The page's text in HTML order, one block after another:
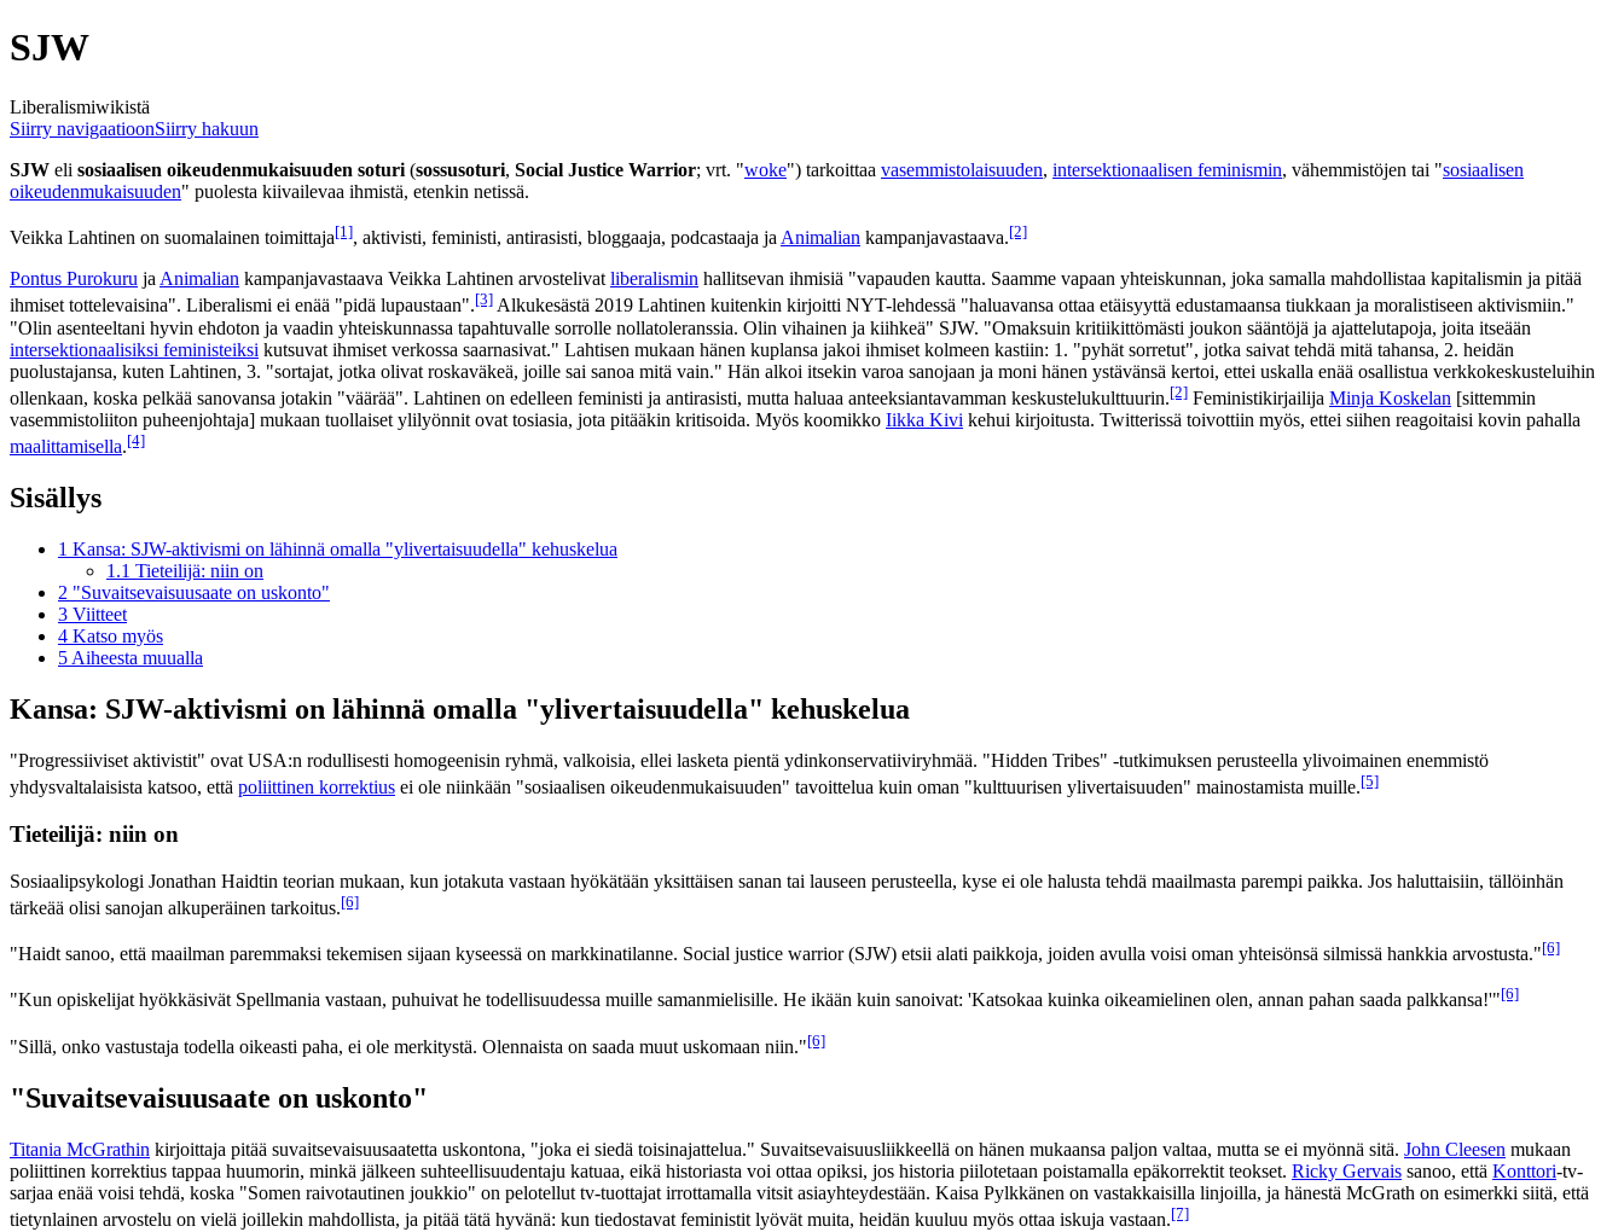
SJW
Liberalismiwikistä
Siirry navigaatioonSiirry hakuun
SJW eli sosiaalisen oikeudenmukaisuuden soturi (sossusoturi, Social Justice Warrior; vrt. "woke") tarkoittaa vasemmistolaisuuden, intersektionaalisen feminismin, vähemmistöjen tai "sosiaalisen
oikeudenmukaisuuden" puolesta kiivailevaa ihmistä, etenkin netissä.
Veikka Lahtinen on suomalainen toimittaja[1], aktivisti, feministi, antirasisti, bloggaaja, podcastaaja ja Animalian kampanjavastaava.[2]
Pontus Purokuru ja Animalian kampanjavastaava Veikka Lahtinen arvostelivat liberalismin hallitsevan ihmisiä "vapauden kautta. Saamme vapaan yhteiskunnan, joka samalla mahdollistaa kapitalismin ja pitää
ihmiset tottelevaisina". Liberalismi ei enää "pidä lupaustaan".[3] Alkukesästä 2019 Lahtinen kuitenkin kirjoitti NYT-lehdessä "haluavansa ottaa etäisyyttä edustamaansa tiukkaan ja moralistiseen aktivismiin."
"Olin asenteeltani hyvin ehdoton ja vaadin yhteiskunnassa tapahtuvalle sorrolle nollatoleranssia. Olin vihainen ja kiihkeä" SJW. "Omaksuin kritiikittömästi joukon sääntöjä ja ajattelutapoja, joita itseään
intersektionaalisiksi feministeiksi kutsuvat ihmiset verkossa saarnasivat." Lahtisen mukaan hänen kuplansa jakoi ihmiset kolmeen kastiin: 1. "pyhät sorretut", jotka saivat tehdä mitä tahansa, 2. heidän
puolustajansa, kuten Lahtinen, 3. "sortajat, jotka olivat roskaväkeä, joille sai sanoa mitä vain." Hän alkoi itsekin varoa sanojaan ja moni hänen ystävänsä kertoi, ettei uskalla enää osallistua verkkokeskusteluihin
ollenkaan, koska pelkää sanovansa jotakin "väärää". Lahtinen on edelleen feministi ja antirasisti, mutta haluaa anteeksiantavamman keskustelukulttuurin.[2] Feministikirjailija Minja Koskelan [sittemmin
vasemmistoliiton puheenjohtaja] mukaan tuollaiset ylilyönnit ovat tosiasia, jota pitääkin kritisoida. Myös koomikko Iikka Kivi kehui kirjoitusta. Twitterissä toivottiin myös, ettei siihen reagoitaisi kovin pahalla
maalittamisella.[4]
Sisällys
1 Kansa: SJW-aktivismi on lähinnä omalla "ylivertaisuudella" kehuskelua
1.1 Tieteilijä: niin on
2 "Suvaitsevaisuusaate on uskonto"
3 Viitteet
4 Katso myös
5 Aiheesta muualla
Kansa: SJW-aktivismi on lähinnä omalla "ylivertaisuudella" kehuskelua
"Progressiiviset aktivistit" ovat USA:n rodullisesti homogeenisin ryhmä, valkoisia, ellei lasketa pientä ydinkonservatiiviryhmää. "Hidden Tribes" -tutkimuksen perusteella ylivoimainen enemmistö
yhdysvaltalaisista katsoo, että poliittinen korrektius ei ole niinkään "sosiaalisen oikeudenmukaisuuden" tavoittelua kuin oman "kulttuurisen ylivertaisuuden" mainostamista muille.[5]
Tieteilijä: niin on
Sosiaalipsykologi Jonathan Haidtin teorian mukaan, kun jotakuta vastaan hyökätään yksittäisen sanan tai lauseen perusteella, kyse ei ole halusta tehdä maailmasta parempi paikka. Jos haluttaisiin, tällöinhän
tärkeää olisi sanojan alkuperäinen tarkoitus.[6]
"Haidt sanoo, että maailman paremmaksi tekemisen sijaan kyseessä on markkinatilanne. Social justice warrior (SJW) etsii alati paikkoja, joiden avulla voisi oman yhteisönsä silmissä hankkia arvostusta."[6]
"Kun opiskelijat hyökkäsivät Spellmania vastaan, puhuivat he todellisuudessa muille samanmielisille. He ikään kuin sanoivat: 'Katsokaa kuinka oikeamielinen olen, annan pahan saada palkkansa!'"[6]
"Sillä, onko vastustaja todella oikeasti paha, ei ole merkitystä. Olennaista on saada muut uskomaan niin."[6]
"Suvaitsevaisuusaate on uskonto"
Titania McGrathin kirjoittaja pitää suvaitsevaisuusaatetta uskontona, "joka ei siedä toisinajattelua." Suvaitsevaisuusliikkeellä on hänen mukaansa paljon valtaa, mutta se ei myönnä sitä. John Cleesen mukaan
poliittinen korrektius tappaa huumorin, minkä jälkeen suhteellisuudentaju katuaa, eikä historiasta voi ottaa opiksi, jos historia piilotetaan poistamalla epäkorrektit teokset. Ricky Gervais sanoo, että Konttori-tv-
sarjaa enää voisi tehdä, koska "Somen raivotautinen joukkio" on pelotellut tv-tuottajat irrottamalla vitsit asiayhteydestään. Kaisa Pylkkänen on vastakkaisilla linjoilla, ja hänestä McGrath on esimerkki siitä, että
tietynlainen arvostelu on vielä joillekin mahdollista, ja pitää tätä hyvänä: kun tiedostavat feministit lyövät muita, heidän kuuluu myös ottaa iskuja vastaan.[7]